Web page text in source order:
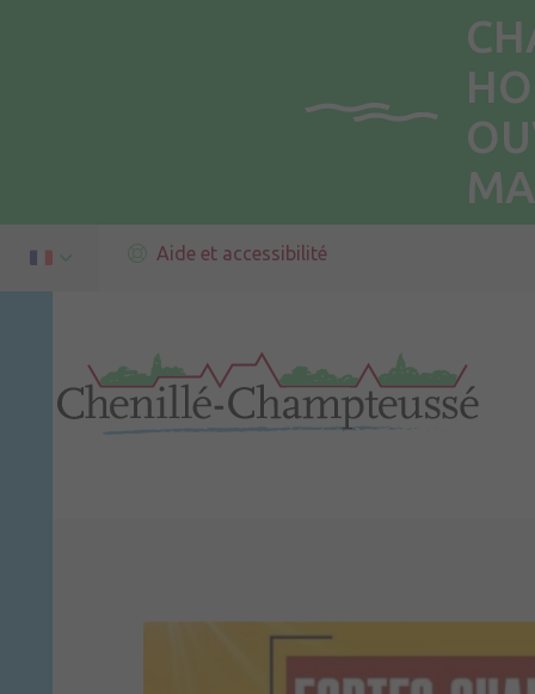
Aide et accessibilité